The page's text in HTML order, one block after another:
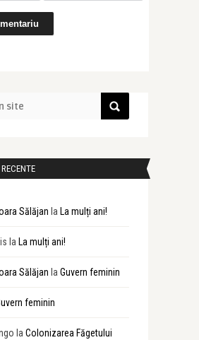
Sălăjan la La mulți ani!
la La mulți ani!
Sălăjan la Guvern feminin
feminin
la Colonizarea Făgetului